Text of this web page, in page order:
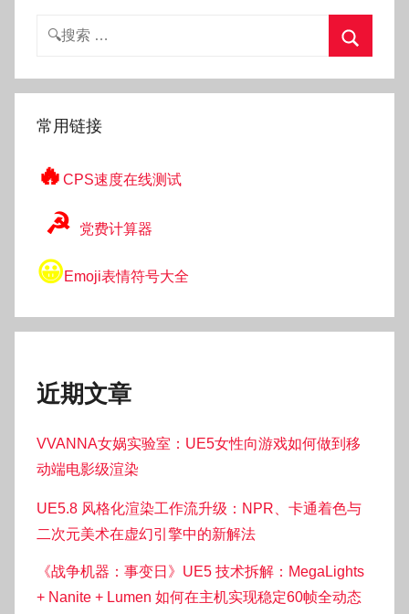
搜
索
常用链接
🔥 CPS速度在线测试
☭ 党费计算器
😀Emoji表情符号大全
近期文章
VVANNA女娲实验室：UE5女性向游戏如何做到移
动端电影级渲染
UE5.8 风格化渲染工作流升级：NPR、卡通着色与
二次元美术在虚幻引擎中的新解法
《战争机器：事变日》UE5 技术拆解：MegaLights
+ Nanite + Lumen 如何在主机实现稳定60帧全动态